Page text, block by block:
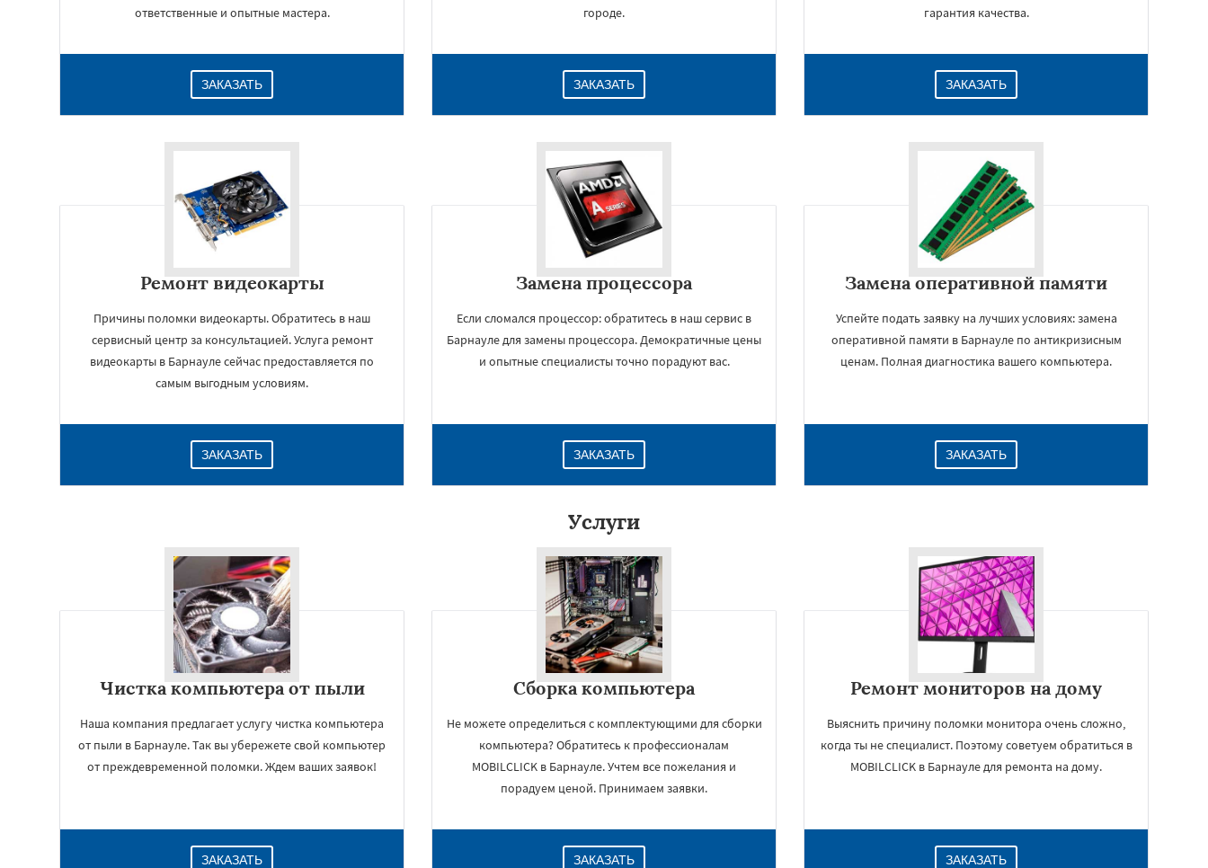
ответственные и опытные мастера.
ЗАКАЗАТЬ
городе.
ЗАКАЗАТЬ
гарантия качества.
ЗАКАЗАТЬ
Ремонт видеокарты
Причины поломки видеокарты. Обратитесь в наш
сервисный центр за консультацией. Услуга ремонт
видеокарты в Барнауле сейчас предоставляется по
самым выгодным условиям.
ЗАКАЗАТЬ
Замена процессора
Если сломался процессор: обратитесь в наш сервис в
Барнауле для замены процессора. Демократичные цены
и опытные специалисты точно порадуют вас.
ЗАКАЗАТЬ
Замена оперативной памяти
Успейте подать заявку на лучших условиях: замена
оперативной памяти в Барнауле по антикризисным
ценам. Полная диагностика вашего компьютера.
ЗАКАЗАТЬ
Услуги
Чистка компьютера от пыли
Наша компания предлагает услугу чистка компьютера
от пыли в Барнауле. Так вы убережете свой компьютер
от преждевременной поломки. Ждем ваших заявок!
ЗАКАЗАТЬ
Сборка компьютера
Не можете определиться с комплектующими для сборки
компьютера? Обратитесь к профессионалам
MOBILCLICK в Барнауле. Учтем все пожелания и
порадуем ценой. Принимаем заявки.
ЗАКАЗАТЬ
Ремонт мониторов на дому
Выяснить причину поломки монитора очень сложно,
когда ты не специалист. Поэтому советуем обратиться в
MOBILCLICK в Барнауле для ремонта на дому.
ЗАКАЗАТЬ
Даю согласие на обработку персональных данных